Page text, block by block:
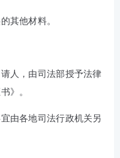
其他材料。
人，由司法部授予法律
》。
由各地司法行政机关另